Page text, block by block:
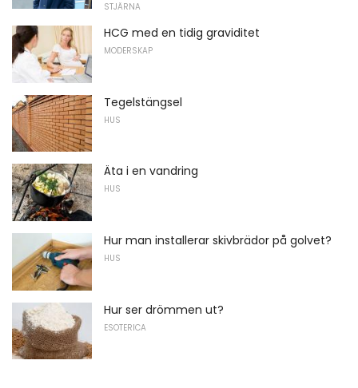
STJÄRNA
HCG med en tidig graviditet
MODERSKAP
Tegelstängsel
HUS
Äta i en vandring
HUS
Hur man installerar skivbrädor på golvet?
HUS
Hur ser drömmen ut?
ESOTERICA